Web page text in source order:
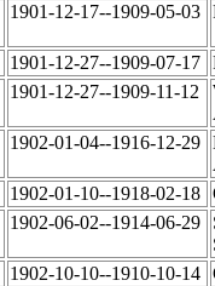
1901-12-17--1909-05-03
1901-12-27--1909-07-17
1901-12-27--1909-11-12
1902-01-04--1916-12-29
1902-01-10--1918-02-18
1902-06-02--1914-06-29
1902-10-10--1910-10-14